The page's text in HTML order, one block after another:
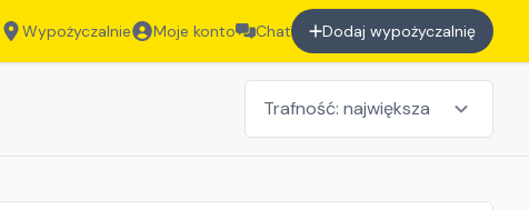
Wypożyczalnie Moje konto Chat Dodaj wypożyczalnię